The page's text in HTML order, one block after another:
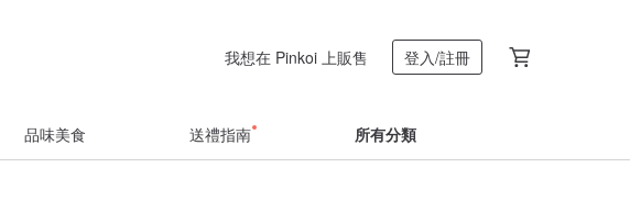
我想在 Pinkoi 上販售 登入/註冊
品味美食 送禮指南 所有分類